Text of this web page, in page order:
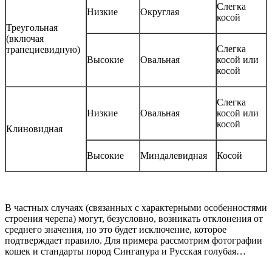
Треугольная
(включая
трапециевидную)
Низкие Округлая
Слегка
косой
Высокие Овальная
Слегка
косой или
косой
Клиновидная
Низкие Овальная
Слегка
косой или
косой
Высокие Миндалевидная Косой
В частных случаях (связанных с характерными особенностями
строения черепа) могут, безусловно, возникать отклонения от
среднего значения, но это будет исключение, которое
подтверждает правило. Для примера рассмотрим фотографии
кошек и стандарты пород Сингапура и Русская голубая…